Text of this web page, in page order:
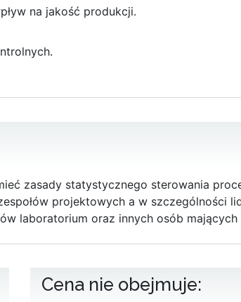
na jakość produkcji.
zasady statystycznego sterowania
projektowych a w szczególności
laboratorium oraz innych osób mających
Cena nie obejmuje: